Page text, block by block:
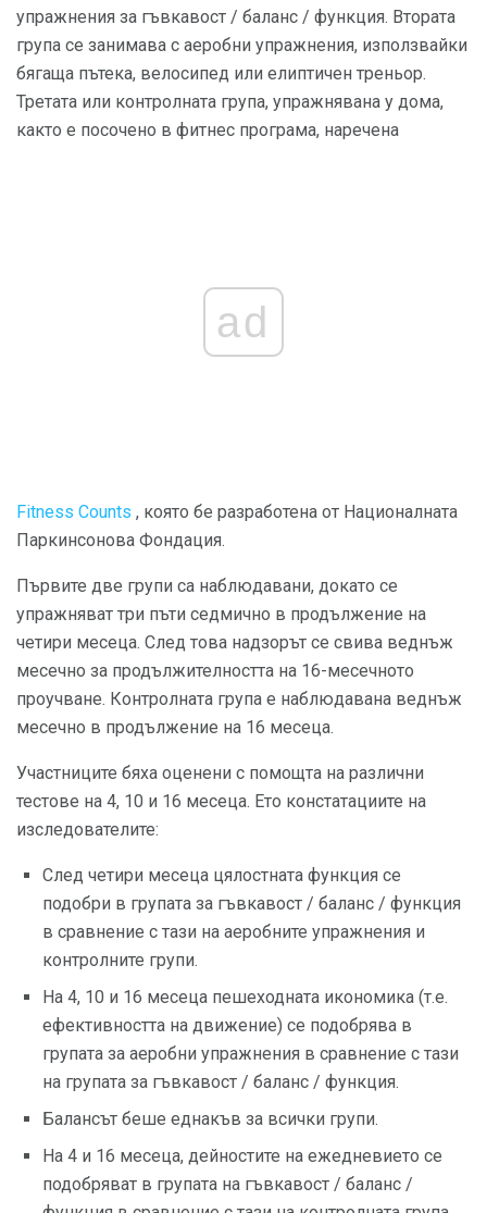
упражнения за гъвкавост / баланс / функция. Втората
група се занимава с аеробни упражнения, използвайки
бягаща пътека, велосипед или елиптичен треньор.
Третата или контролната група, упражнявана у дома,
както е посочено в фитнес програма, наречена
ad
Fitness Counts , която бе разработена от Националната
Паркинсонова Фондация.
Първите две групи са наблюдавани, докато се
упражняват три пъти седмично в продължение на
четири месеца. След това надзорът се свива веднъж
месечно за продължителността на 16-месечното
проучване. Контролната група е наблюдавана веднъж
месечно в продължение на 16 месеца.
Участниците бяха оценени с помощта на различни
тестове на 4, 10 и 16 месеца. Ето констатациите на
изследователите:
След четири месеца цялостната функция се
подобри в групата за гъвкавост / баланс / функция
в сравнение с тази на аеробните упражнения и
контролните групи.
На 4, 10 и 16 месеца пешеходната икономика (т.е.
ефективността на движение) се подобрява в
групата за аеробни упражнения в сравнение с тази
на групата за гъвкавост / баланс / функция.
Балансът беше еднакъв за всички групи.
На 4 и 16 месеца, дейностите на ежедневието се
подобряват в групата на гъвкавост / баланс /